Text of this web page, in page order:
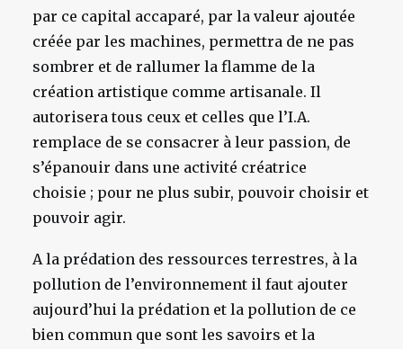
par ce capital accaparé, par la valeur ajoutée
créée par les machines, permettra de ne pas
sombrer et de rallumer la flamme de la
création artistique comme artisanale. Il
autorisera tous ceux et celles que l’I.A.
remplace de se consacrer à leur passion, de
s’épanouir dans une activité créatrice
choisie ; pour ne plus subir, pouvoir choisir et
pouvoir agir.
A la prédation des ressources terrestres, à la
pollution de l’environnement il faut ajouter
aujourd’hui la prédation et la pollution de ce
bien commun que sont les savoirs et la